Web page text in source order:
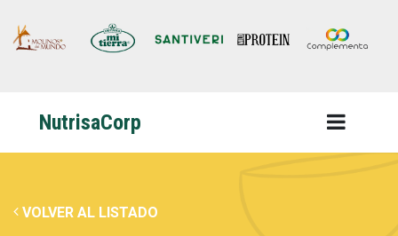
NutrisaCorp
VOLVER AL LISTADO